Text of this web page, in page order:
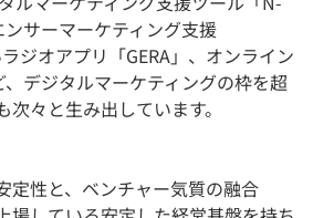
サーマーケティング支援
ジオアプリ「GERA」、オンライン
、デジタルマーケティングの枠を超
々と生み出しています。
性と、ベンチャー気質の融合